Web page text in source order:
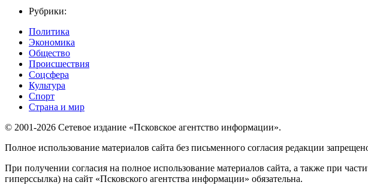
Рубрики:
Политика
Экономика
Общество
Происшествия
Соцсфера
Культура
Спорт
Страна и мир
© 2001-2026 Сетевое издание «Псковское агентство информации».
Полное использование материалов сайта без письменного согласия редакции
При получении согласия на полное использование материалов сайта, а также при
гиперссылка) на сайт «Псковского агентства информации» обязательна.